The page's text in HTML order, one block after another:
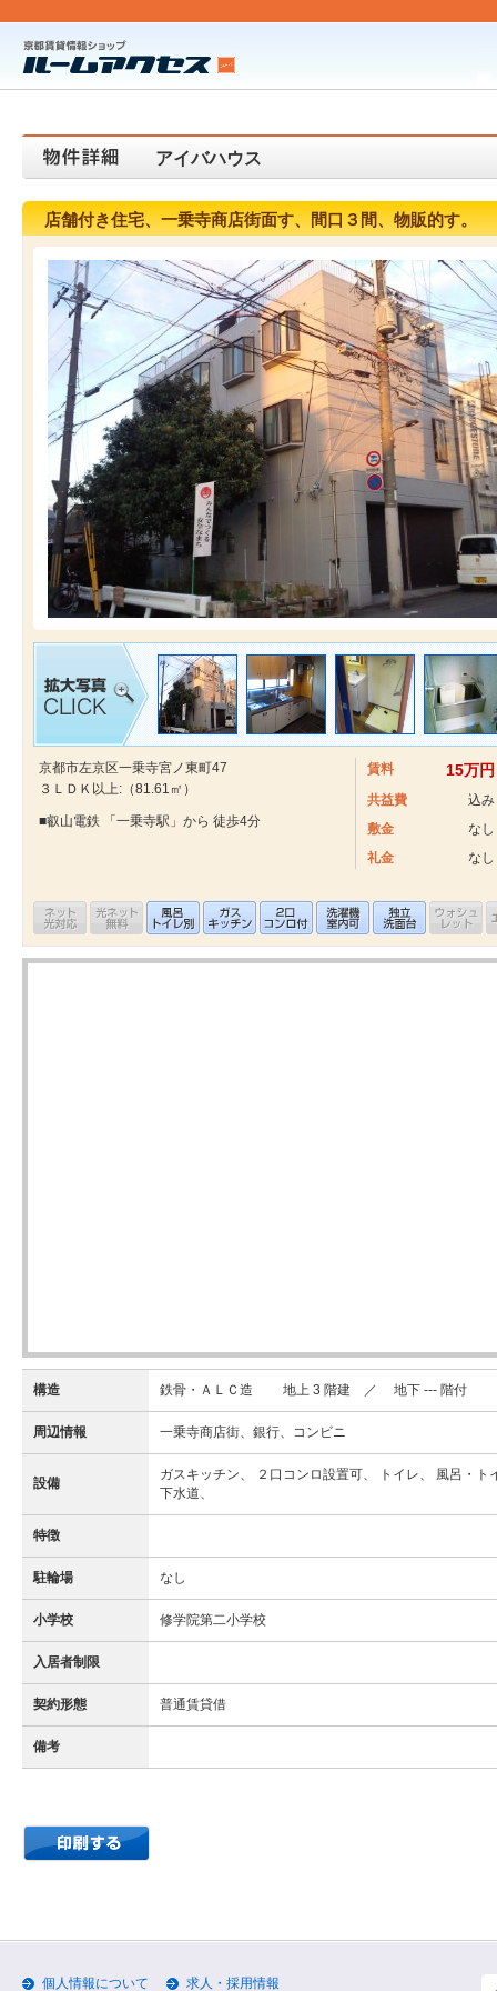
アイバハウス
店舗付き住宅、一乗寺商店街面す、間口３間、物販的す。
京都市左京区一乗寺宮ノ東町47
３ＬＤＫ以上:（81.61㎡）
■叡山電鉄 「一乗寺駅」から 徒歩4分
賃料 15万円
共益費
込み
敷金
なし
礼金
なし
構造 鉄骨・ＡＬＣ造 地上 3 階建 ／ 地下 --- 階付
周辺情報 一乗寺商店街、銀行、コンビニ
設備
ガスキッチン、 ２口コンロ設置可、 トイレ、 風呂・
下水道、
特徴
駐輪場 なし
小学校 修学院第二小学校
入居者制限
契約形態 普通賃貸借
備考
個人情報について 求人・採用情報